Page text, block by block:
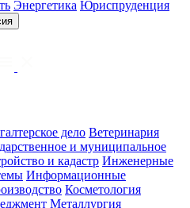
Энергетика Юриспруденция
дело Ветеринария
и муниципальное
и кадастр Инженерные
Информационные
Косметология
Металлургия